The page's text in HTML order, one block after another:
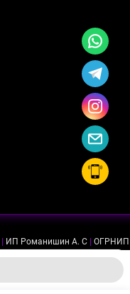
ИП Романишин А. С
ОГРНИП